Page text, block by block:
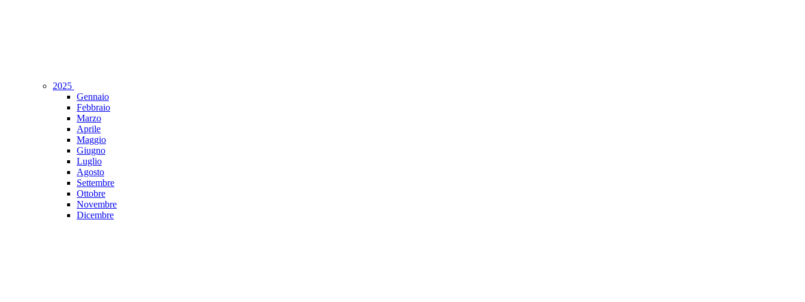
2025
Gennaio
Febbraio
Marzo
Aprile
Maggio
Giugno
Luglio
Agosto
Settembre
Ottobre
Novembre
Dicembre